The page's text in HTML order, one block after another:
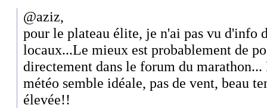
@aziz,
pour le plateau élite, je n'ai pas vu d'info
locaux...Le mieux est probablement de
directement dans le forum du
météo semble idéale, pas de vent, beau
élevée!!